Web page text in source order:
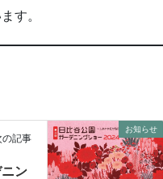
す。
お知らせ
の記事
ン